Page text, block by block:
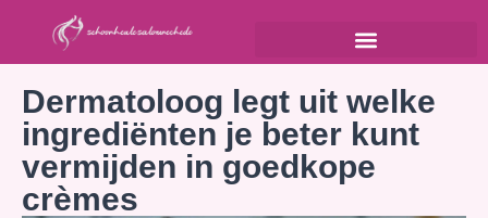
Dermatoloog legt uit welke
ingrediënten je beter kunt
vermijden in goedkope
crèmes